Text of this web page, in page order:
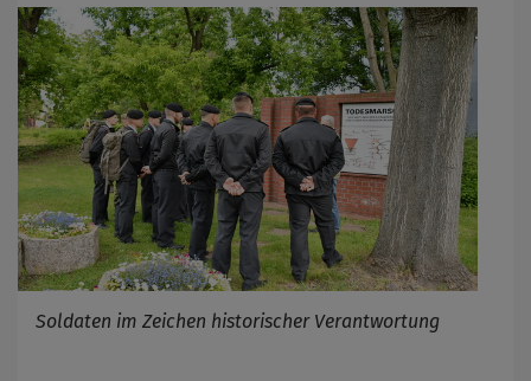
Soldaten im Zeichen historischer Verantwortung